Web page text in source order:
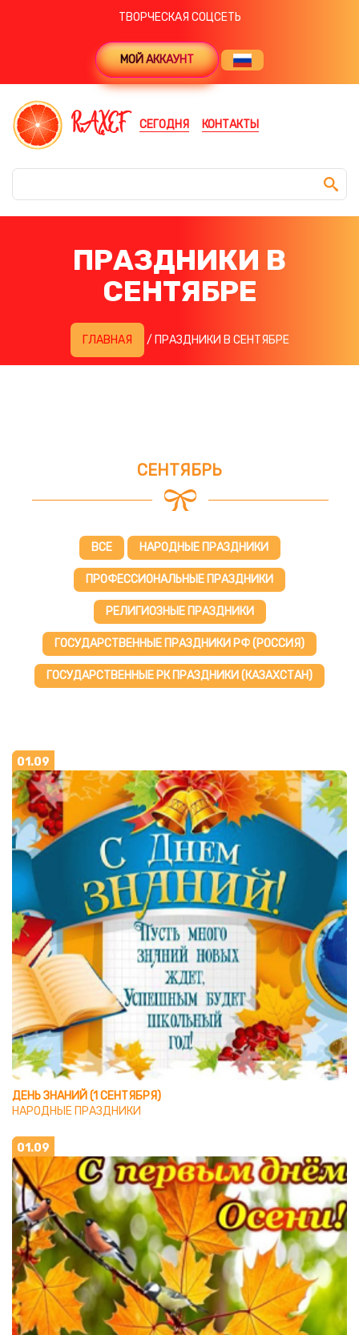
ТВОРЧЕСКАЯ СОЦСЕТЬ
МОЙ АККАУНТ
RAXEF СЕГОДНЯ КОНТАКТЫ
ПРАЗДНИКИ В
СЕНТЯБРЕ
ГЛАВНАЯ / ПРАЗДНИКИ В СЕНТЯБРЕ
СЕНТЯБРЬ
ВСЕ НАРОДНЫЕ ПРАЗДНИКИ
ПРОФЕССИОНАЛЬНЫЕ ПРАЗДНИКИ
РЕЛИГИОЗНЫЕ ПРАЗДНИКИ
ГОСУДАРСТВЕННЫЕ ПРАЗДНИКИ РФ (РОССИЯ)
ГОСУДАРСТВЕННЫЕ РК ПРАЗДНИКИ (КАЗАХСТАН)
01.09
ДЕНЬ ЗНАНИЙ (1 СЕНТЯБРЯ)
НАРОДНЫЕ ПРАЗДНИКИ
01.09